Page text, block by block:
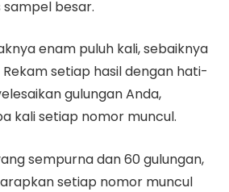
besar.
enam puluh kali, sebaiknya
setiap hasil dengan hati-
gulungan Anda,
kali setiap nomor muncul.
sempurna dan 60 gulungan,
setiap nomor muncul